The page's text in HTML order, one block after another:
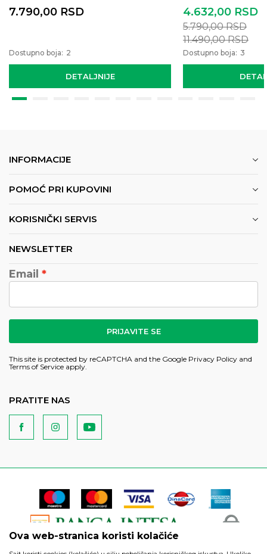
DETALJNIJE
7.790,00 RSD
Dostupno boja: 2
4.632,00 RSD
5.790,00RSD
11.490,00RSD
Dostupno boja: 3
INFORMACIJE
POMOĆ PRI KUPOVINI
KORISNIČKI SERVIS
NEWSLETTER
Email
PRIJAVITE SE
This site is protected by reCAPTCHA and the Google Privacy Policy and
Terms of Service apply.
PRATITE NAS
Ova web-stranica koristi kolačiće